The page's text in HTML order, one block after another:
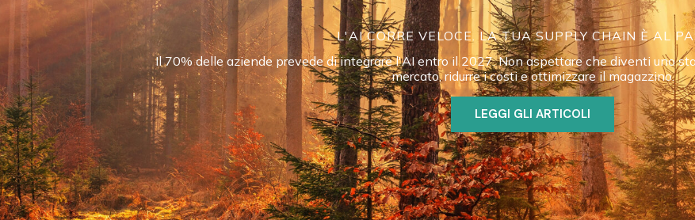
L'AI CORRE VELOCE. LA TUA SUPPLY CHAIN È AL
Il 70% delle aziende prevede di integrare l'AI entro il 2027. Non aspettare che diventi uno
mercato, ridurre i costi e ottimizzare il magazzino.
LEGGI GLI ARTICOLI